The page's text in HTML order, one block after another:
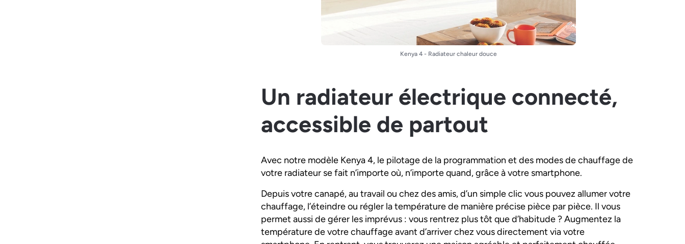
Kenya 4 - Radiateur chaleur douce
Un radiateur électrique connecté,
accessible de partout
Avec notre modèle Kenya 4, le pilotage de la programmation et des modes de chauffage de
votre radiateur se fait n’importe où, n’importe quand, grâce à votre smartphone.
Depuis votre canapé, au travail ou chez des amis, d’un simple clic vous pouvez allumer votre
chauffage, l’éteindre ou régler la température de manière précise pièce par pièce. Il vous
permet aussi de gérer les imprévus : vous rentrez plus tôt que d’habitude ? Augmentez la
température de votre chauffage avant d’arriver chez vous directement via votre